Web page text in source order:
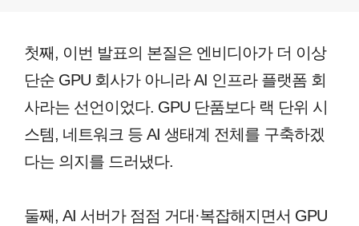
첫째, 이번 발표의 본질은 엔비디아가 더 이상
단순 GPU 회사가 아니라 AI 인프라 플랫폼 회
사라는 선언이었다. GPU 단품보다 랙 단위 시
스템, 네트워크 등 AI 생태계 전체를 구축하겠
다는 의지를 드러냈다.
둘째, AI 서버가 점점 거대·복잡해지면서 GPU